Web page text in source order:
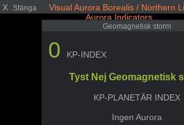
X Stänga
Visual Aurora Borealis / Northern
Aurora Indicators
Geomagnetisk storm
0 KP-INDEX
Tyst Nej Geomagnetisk
KP-PLANETÄR INDEX
Ingen Aurora